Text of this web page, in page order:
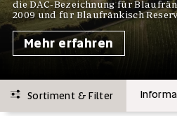
die DAC-Bezeichnung für
2009 und für Blaufränkisch
Mehr erfahren
Sortiment & Filter